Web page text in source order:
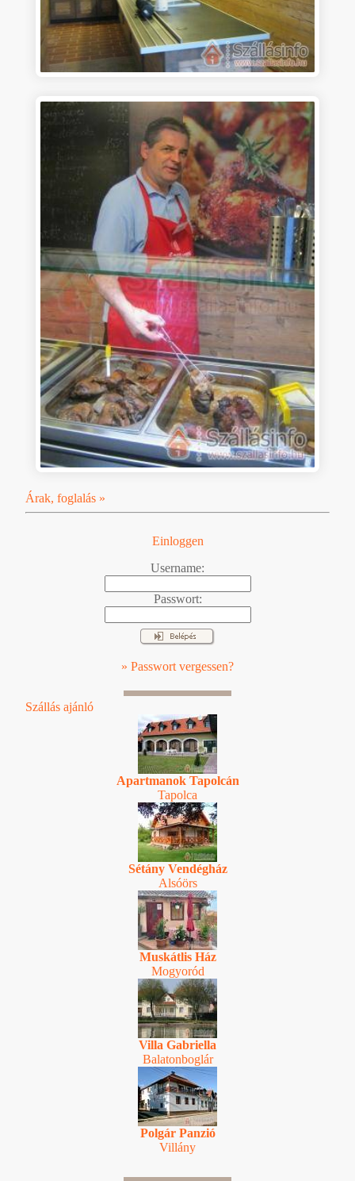
Árak, foglalás »
Einloggen
Username:
Passwort:
» Passwort vergessen?
Szállás ajánló
Apartmanok Tapolcán
Tapolca
Sétány Vendégház
Alsóörs
Muskátlis Ház
Mogyoród
Villa Gabriella
Balatonboglár
Polgár Panzió
Villány